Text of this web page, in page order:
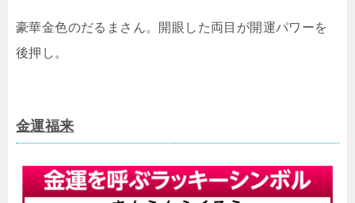
豪華金色のだるまさん。開眼した両目が開運パワーを
後押し。
金運福来